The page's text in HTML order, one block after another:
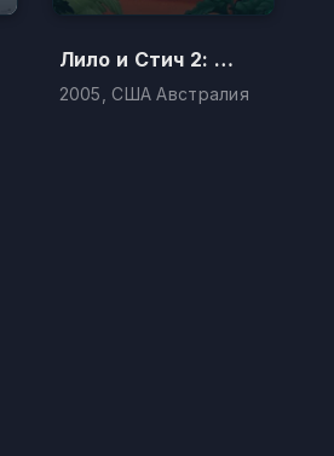
Лило и Стич 2: Большая проблема Стича
2005, США Австралия